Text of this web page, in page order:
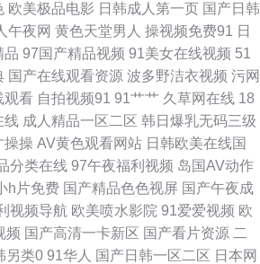
日韩一区 午夜AV婷婷 亚州成A 国产真实乱婬95
夜福利三区 婷婷东京热亚洲 手机福利刺激伦理
黄色网址 日韩无码资源诱惑 日韩黄片 人妖扩肛
源网 精品国精品国产自 国产久伦精品午夜 国产草
航 九九99久久 国产午夜福利一区 东京热伊人网
在线观看 91网页破解免费 91人人青娱乐 91亚洲
欧美极品电影 日韩成人第一页 国产日韩
午夜网 黄色天堂男人 操视频免费91 日
品 97国产精品视频 91美女在线视频 51
国产在线观看资源 波多野洁衣视频 污网
观看 自拍视频91 91艹艹 久草网在线 18
线 成人精品一区二区 韩日爆乳无码三级
操操 AV黄色观看网站 日韩欧美在线国
分类在线 97午夜福利视频 岛国AV动作
h片免费 国产精品色色视屏 国产午夜成
视频导航 欧美喷水影院 91爱爱视频 欧
频 国产高清一卡新区 国产看片资源 二
另类0 91华人 国产日韩一区二区 日本网